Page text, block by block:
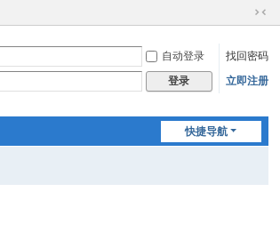
切
到
窄
自动登录
找回密码
登录 立即注册
快捷导航